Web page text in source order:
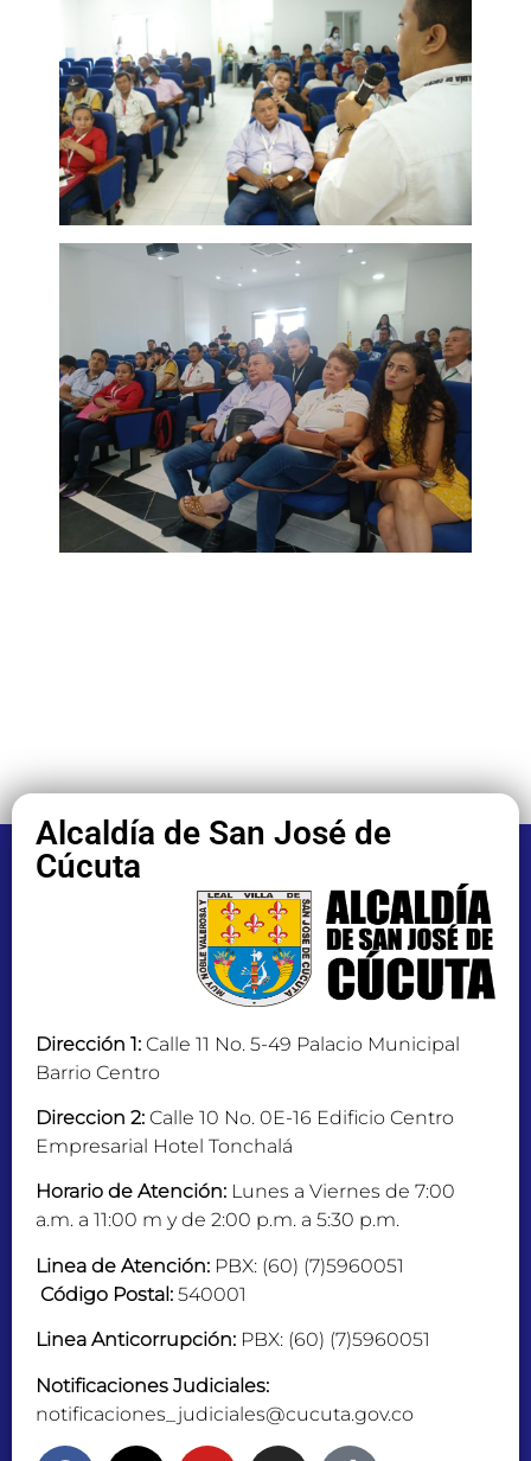
Alcaldía de San José de
Cúcuta
Dirección 1: Calle 11 No. 5-49 Palacio Municipal
Barrio Centro
Direccion 2: Calle 10 No. 0E-16 Edificio Centro
Empresarial Hotel Tonchalá
Horario de Atención: Lunes a Viernes de 7:00
a.m. a 11:00 m y de 2:00 p.m. a 5:30 p.m.
Linea de Atención: PBX: (60) (7)5960051
Código Postal: 540001
Linea Anticorrupción: PBX: (60) (7)5960051
Notificaciones Judiciales:
notificaciones_judiciales@cucuta.gov.co